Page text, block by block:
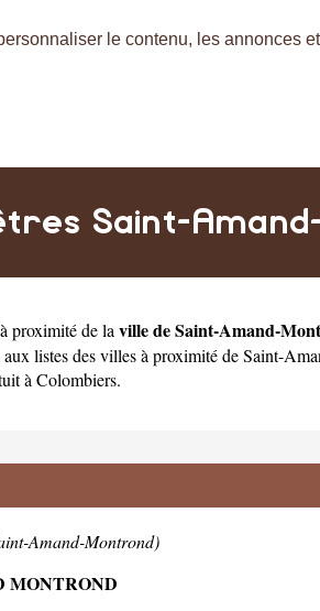
le contenu, les annonces
Saint-
proximité de la ville de Saint-Amand-
aux listes des villes à proximité de Saint-
à Colombiers.
Amand-Montrond)
MONTROND